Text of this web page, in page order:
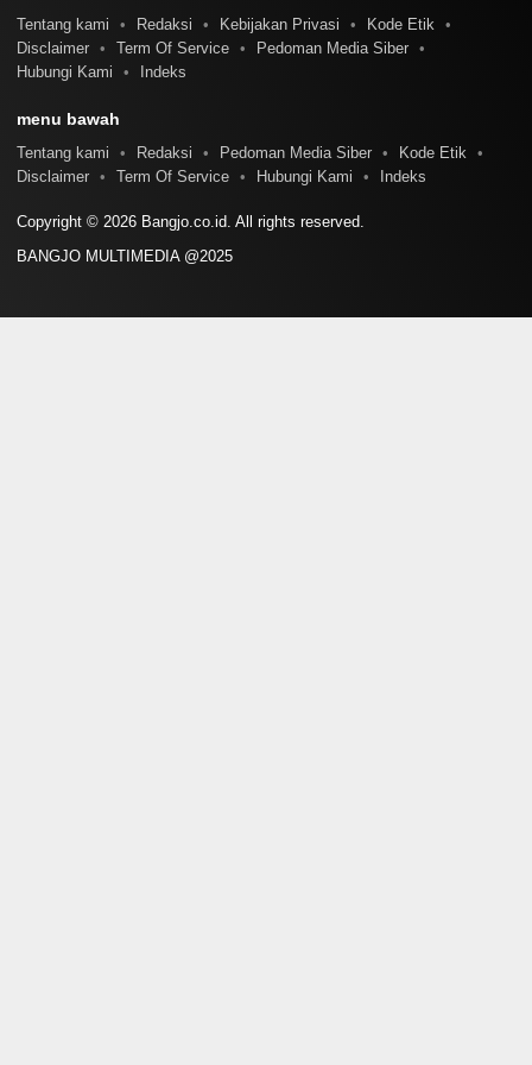
Tentang kami Redaksi Kebijakan Privasi
Kode Etik
Disclaimer
Term Of Service
Pedoman Media Siber
Hubungi Kami
Indeks
menu bawah
Tentang kami Redaksi Pedoman Media Siber
Kode Etik
Disclaimer
Term Of Service Hubungi Kami Indeks
Copyright © 2026 Bangjo.co.id. All rights reserved.
BANGJO MULTIMEDIA @2025